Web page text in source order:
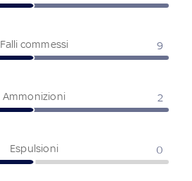
Falli commessi 9
Ammonizioni 2
Espulsioni 0